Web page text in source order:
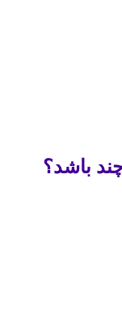
باشد؟